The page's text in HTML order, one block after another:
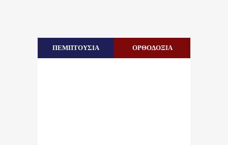
ΠΕΜΠΤΟΥΣΙΑ ΟΡΘΟΔΟΞΙΑ